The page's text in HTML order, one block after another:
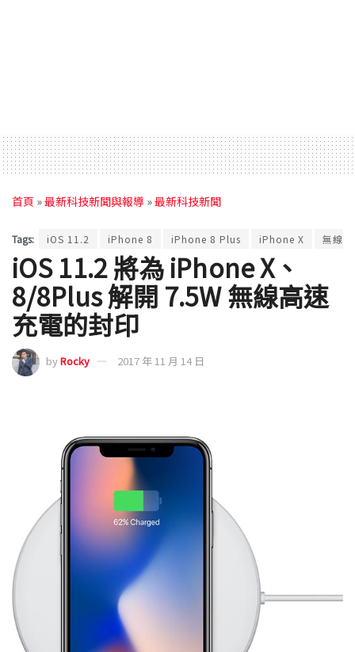
首頁 »最新科技新聞與報導 »最新科技新聞
Tags: iOS 11.2 iPhone 8 iPhone 8 Plus iPhone X 無線
iOS 11.2 將為 iPhone X、
8/8Plus 解開 7.5W 無線高速
充電的封印
byRocky 2017 年 11 月 14 日